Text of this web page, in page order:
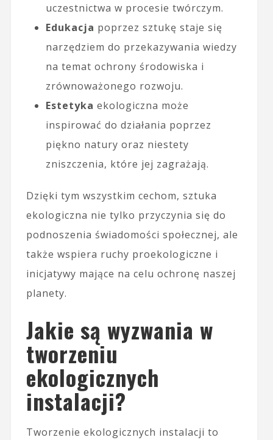
uczestnictwa w procesie twórczym.
Edukacja poprzez sztukę staje się
narzędziem do przekazywania wiedzy
na temat ochrony środowiska i
zrównoważonego rozwoju.
Estetyka ekologiczna może
inspirować do działania poprzez
piękno natury oraz niestety
zniszczenia, które jej zagrażają.
Dzięki tym wszystkim cechom, sztuka
ekologiczna nie tylko przyczynia się do
podnoszenia świadomości społecznej, ale
także wspiera ruchy proekologiczne i
inicjatywy mające na celu ochronę naszej
planety.
Jakie są wyzwania w
tworzeniu
ekologicznych
instalacji?
Tworzenie ekologicznych instalacji to